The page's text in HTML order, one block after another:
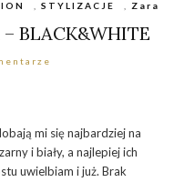
STYLIZACJE Zara
BLACK&WHITE
mi się najbardziej na
i biały, a najlepiej ich
uwielbiam i już. Brak